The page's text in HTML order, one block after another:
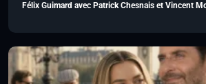
Félix Guimard avec Patrick Chesnais et Vincent